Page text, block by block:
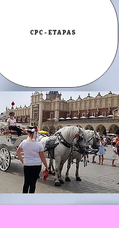
CPC - ETAPAS